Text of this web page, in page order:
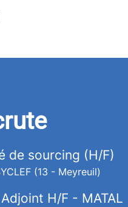
de sourcing (H/F)
(13 - Meyreuil)
H/F - MATAL